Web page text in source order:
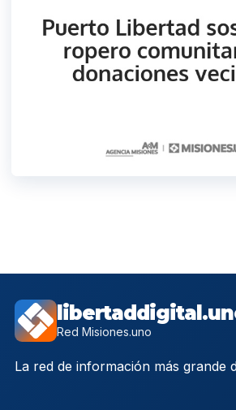
Red Misiones.uno
La red de información más grande